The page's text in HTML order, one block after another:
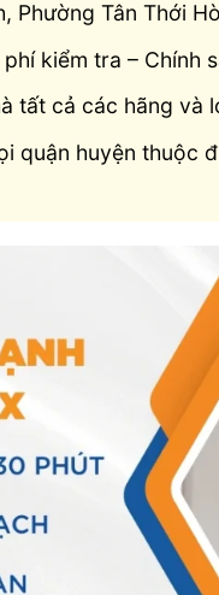
Phường Tân Thới
kiểm tra – Chính
tất cả các hãng và
quận huyện thuộc